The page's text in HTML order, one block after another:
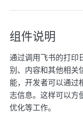
组件说明
通过调用飞书的打印
别、内容和其他相关
能，开发者可以通过
志信息。这样可以方
优化等工作。